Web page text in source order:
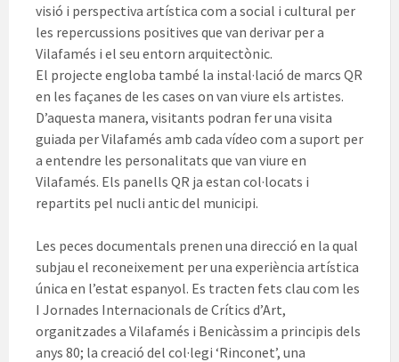
visió i perspectiva artística com a social i cultural per
les repercussions positives que van derivar per a
Vilafamés i el seu entorn arquitectònic.
El projecte engloba també la instal·lació de marcs QR
en les façanes de les cases on van viure els artistes.
D’aquesta manera, visitants podran fer una visita
guiada per Vilafamés amb cada vídeo com a suport per
a entendre les personalitats que van viure en
Vilafamés. Els panells QR ja estan col·locats i
repartits pel nucli antic del municipi.
Les peces documentals prenen una direcció en la qual
subjau el reconeixement per una experiència artística
única en l’estat espanyol. Es tracten fets clau com les
I Jornades Internacionals de Crítics d’Art,
organitzades a Vilafamés i Benicàssim a principis dels
anys 80; la creació del col·legi ‘Rinconet’, una